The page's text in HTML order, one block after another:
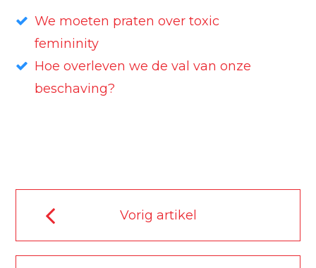
We moeten praten over toxic
femininity
Hoe overleven we de val van onze
beschaving?
Vorig artikel